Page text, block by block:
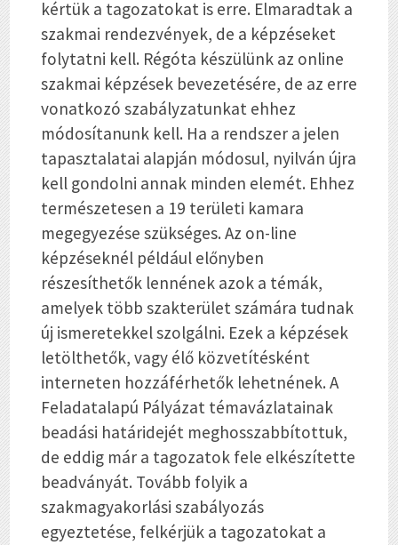
kértük a tagozatokat is erre. Elmaradtak a
szakmai rendezvények, de a képzéseket
folytatni kell. Régóta készülünk az online
szakmai képzések bevezetésére, de az erre
vonatkozó szabályzatunkat ehhez
módosítanunk kell. Ha a rendszer a jelen
tapasztalatai alapján módosul, nyilván újra
kell gondolni annak minden elemét. Ehhez
természetesen a 19 területi kamara
megegyezése szükséges. Az on-line
képzéseknél például előnyben
részesíthetők lennének azok a témák,
amelyek több szakterület számára tudnak
új ismeretekkel szolgálni. Ezek a képzések
letölthetők, vagy élő közvetítésként
interneten hozzáférhetők lehetnének. A
Feladatalapú Pályázat témavázlatainak
beadási határidejét meghosszabbítottuk,
de eddig már a tagozatok fele elkészítette
beadványát. Tovább folyik a
szakmagyakorlási szabályozás
egyeztetése, felkérjük a tagozatokat a